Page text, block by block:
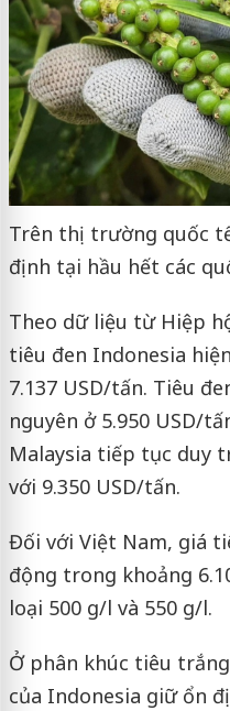
Trên thị trường quốc
định tại hầu hết các
Theo dữ liệu từ Hiệp
tiêu đen Indonesia
7.137 USD/tấn. Tiêu
nguyên ở 5.950 USD/
Malaysia tiếp tục duy
với 9.350 USD/tấn.
Đối với Việt Nam, giá
động trong khoảng
loại 500 g/l và 550 g/l.
Ở phân khúc tiêu
của Indonesia giữ ổn